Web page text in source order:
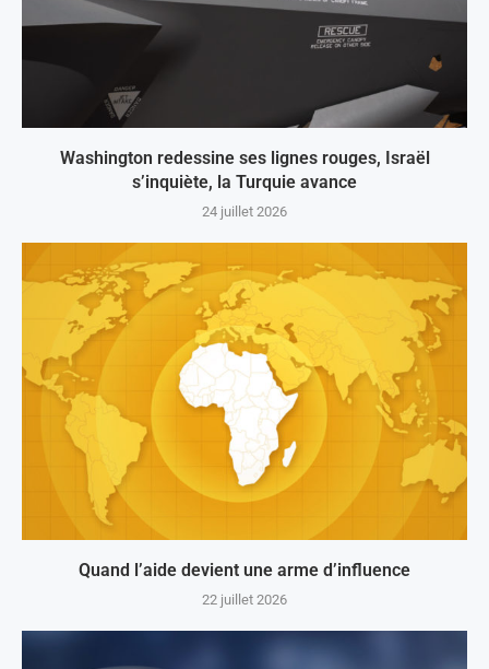
Washington redessine ses lignes rouges, Israël
s’inquiète, la Turquie avance
24 juillet 2026
Quand l’aide devient une arme d’influence
22 juillet 2026